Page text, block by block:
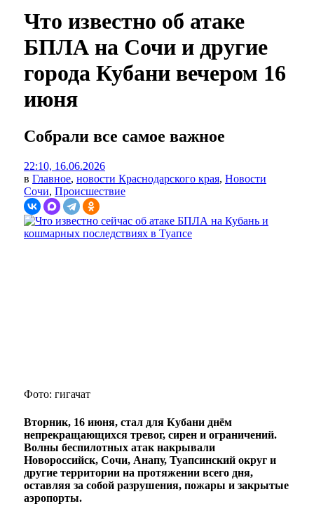
Что известно об атаке
БПЛА на Сочи и другие
города Кубани вечером 16
июня
Собрали все самое важное
22:10, 16.06.2026
в Главное, новости Краснодарского края, Новости
Сочи, Происшествие
Фото: гигачат
Вторник, 16 июня, стал для Кубани днём
непрекращающихся тревог, сирен и ограничений.
Волны беспилотных атак накрывали
Новороссийск, Сочи, Анапу, Туапсинский округ и
другие территории на протяжении всего дня,
оставляя за собой разрушения, пожары и закрытые
аэропорты.